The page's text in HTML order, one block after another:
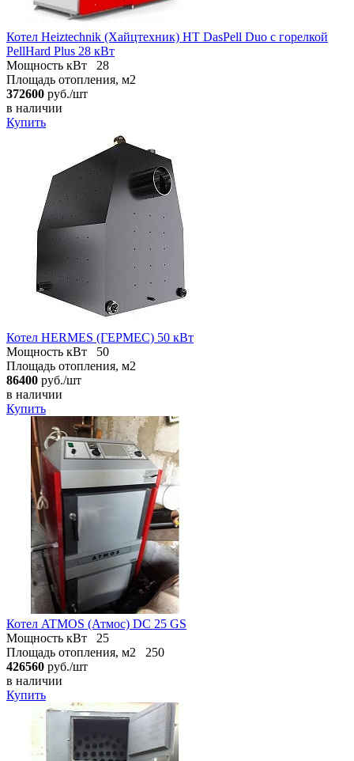
Котел Heiztechnik (Хайцтехник) HT DasPell Duo с горелкой
PellHard Plus 28 кВт
Мощность кВт
28
Площадь отопления, м2
372600 руб./шт
в наличии
Купить
Котел HERMES (ГЕРМЕС) 50 кВт
Мощность кВт
50
Площадь отопления, м2
86400 руб./шт
в наличии
Купить
Котел ATMOS (Атмос) DC 25 GS
Мощность кВт
25
Площадь отопления, м2
250
426560 руб./шт
в наличии
Купить